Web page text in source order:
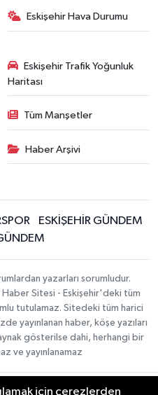
Eskişehir Hava Durumu
Eskişehir Trafik Yoğunluk
Haritası
Tüm Manşetler
Haber Arşivi
ESKİŞEHİR GÜNDEM
yazarları sorumludur.
Haber Sitesi - Eskişehir'deki tüm
tutulamaz. Sitedeki tüm harici
yayınlanan haber, köşe yazıları
gösterilse dahi, herhangi bir
ve yayınlanamaz
için çerezlerden